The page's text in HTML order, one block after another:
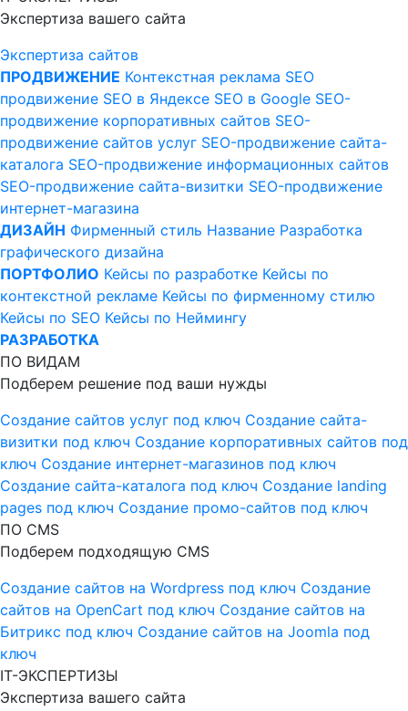
Экспертиза вашего сайта
Экспертиза сайтов
ПРОДВИЖЕНИЕ Контекстная реклама SEO
продвижение SEO в Яндексе SEO в Google SEO-
продвижение корпоративных сайтов SEO-
продвижение сайтов услуг SEO-продвижение сайта-
каталога SEO-продвижение информационных сайтов
SEO-продвижение сайта-визитки SEO-продвижение
интернет-магазина
ДИЗАЙН Фирменный стиль Название Разработка
графического дизайна
ПОРТФОЛИО Кейсы по разработке Кейсы по
контекстной рекламе Кейсы по фирменному стилю
Кейсы по SEO Кейсы по Неймингу
РАЗРАБОТКА
ПО ВИДАМ
Подберем решение под ваши нужды
Создание сайтов услуг под ключ Создание сайта-
визитки под ключ Создание корпоративных сайтов под
ключ Создание интернет-магазинов под ключ
Создание сайта-каталога под ключ Создание landing
pages под ключ Создание промо-сайтов под ключ
ПО CMS
Подберем подходящую CMS
Создание сайтов на Wordpress под ключ Создание
сайтов на OpenCart под ключ Создание сайтов на
Битрикс под ключ Создание сайтов на Joomla под
ключ
IT-ЭКСПЕРТИЗЫ
Экспертиза вашего сайта